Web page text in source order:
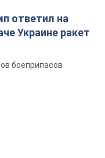
ответил на
Украине ракет
боеприпасов